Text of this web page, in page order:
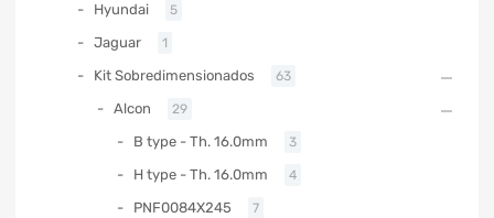
Hyundai 5
Jaguar 1
Kit Sobredimensionados 63
Alcon 29
B type - Th. 16.0mm 3
H type - Th. 16.0mm 4
PNF0084X245 7